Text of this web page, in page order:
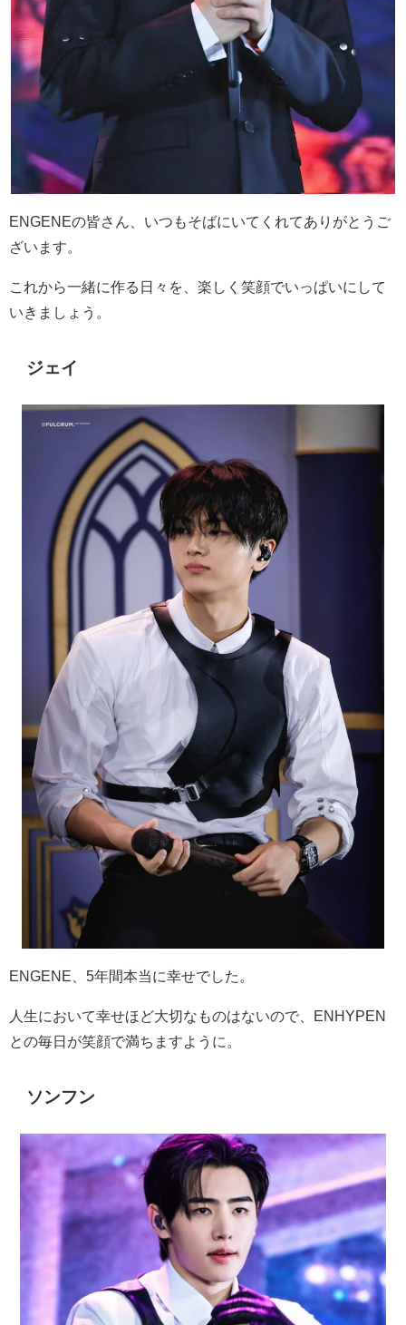
ENGENEの皆さん、いつもそばにいてくれてありがとうご
ざいます。
これから一緒に作る日々を、楽しく笑顔でいっぱいにして
いきましょう。
ジェイ
ENGENE 5年間本当に幸せでした。
人生において幸せほど大切なものはないので、
ENHYPEN
との毎日が笑顔で満ちますように。
ソンフン